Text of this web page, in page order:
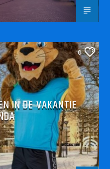
0
IN DE VAKANTIE